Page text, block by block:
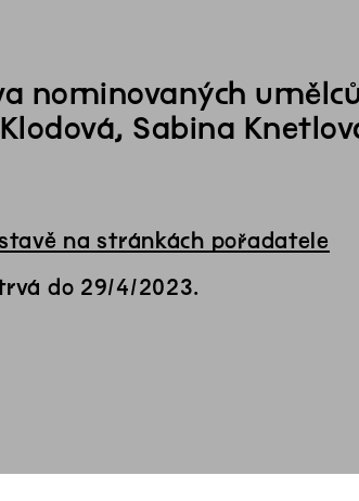
nominovaných
Sabina
na stránkách pořadatele
do 29/4/2023.